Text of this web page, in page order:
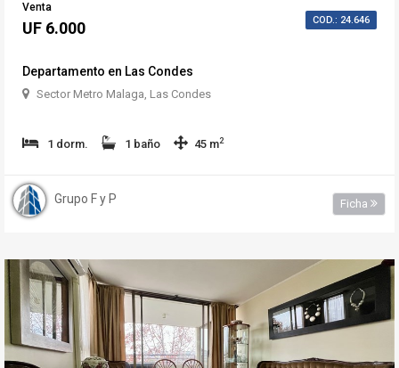
COD.: 24.646
Venta
UF 6.000
Departamento en Las Condes
Sector Metro Malaga, Las Condes
1 dorm. 1 baño 45 m2
Grupo F y P Ficha